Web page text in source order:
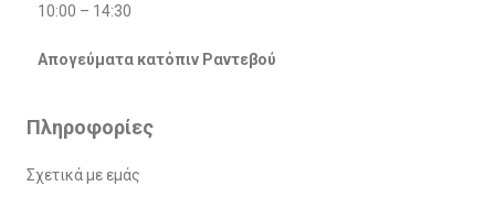
10:00 – 14:30
Απογεύματα κατόπιν Ραντεβού
Πληροφορίες
Σχετικά με εμάς